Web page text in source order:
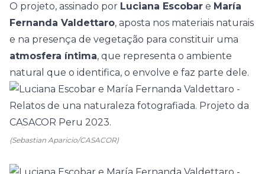
O projeto, assinado por Luciana Escobar e María
Fernanda Valdettaro, aposta nos materiais naturais
e na presença de vegetação para constituir uma
atmosfera íntima, que representa o ambiente
natural que o identifica, o envolve e faz parte dele.
(Sebastian Aparicio/CASACOR)